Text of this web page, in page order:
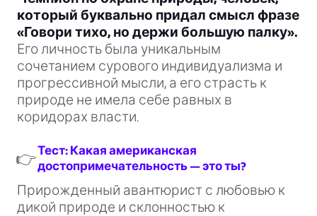
который буквально придал смысл фразе
«Говори тихо, но держи большую палку».
Его личность была уникальным
сочетанием сурового индивидуализма и
прогрессивной мысли, а его страсть к
природе не имела себе равных в
коридорах власти.
👉Тест: Какая американская
достопримечательность — это ты?
Прирожденный авантюрист с любовью к
дикой природе и склонностью к